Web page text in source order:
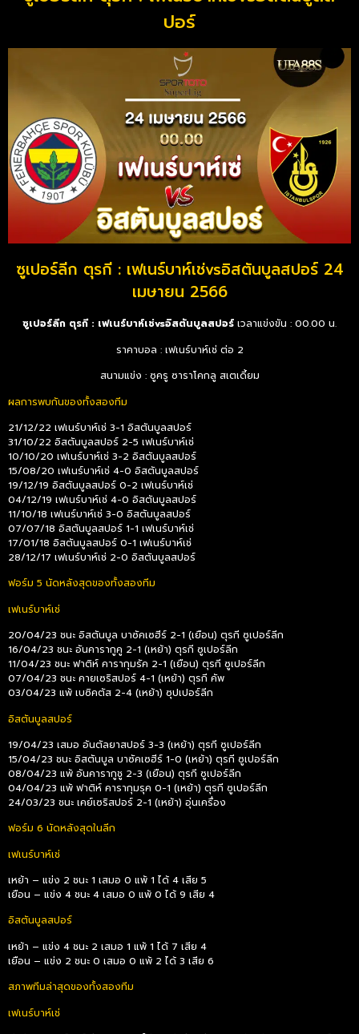
ปอร์
ซูเปอร์ลีก ตุรกี : เฟเนร์บาห์เช่vsอิสตันบูลสปอร์ 24
เมษายน 2566
ซูเปอร์ลีก ตุรกี : เฟเนร์บาห์เช่vsอิสตันบูลสปอร์ เวลาแข่งขัน : 00.00 น.
ราคาบอล : เฟเนร์บาห์เช่ ต่อ 2
สนามแข่ง : ซูครู ซาราโคกลู สเตเดี้ยม
ผลการพบกันของทั้งสองทีม
21/12/22 เฟเนร์บาห์เช่ 3-1 อิสตันบูลสปอร์
31/10/22 อิสตันบูลสปอร์ 2-5 เฟเนร์บาห์เช่
10/10/20 เฟเนร์บาห์เช่ 3-2 อิสตันบูลสปอร์
15/08/20 เฟเนร์บาห์เช่ 4-0 อิสตันบูลสปอร์
19/12/19 อิสตันบูลสปอร์ 0-2 เฟเนร์บาห์เช่
04/12/19 เฟเนร์บาห์เช่ 4-0 อิสตันบูลสปอร์
11/10/18 เฟเนร์บาห์เช่ 3-0 อิสตันบูลสปอร์
07/07/18 อิสตันบูลสปอร์ 1-1 เฟเนร์บาห์เช่
17/01/18 อิสตันบูลสปอร์ 0-1 เฟเนร์บาห์เช่
28/12/17 เฟเนร์บาห์เช่ 2-0 อิสตันบูลสปอร์
ฟอร์ม 5 นัดหลังสุดของทั้งสองทีม
เฟเนร์บาห์เช่
20/04/23 ชนะ อิสตันบูล บาซัคเซฮีร์ 2-1 (เยือน) ตุรกี ซูเปอร์ลีก
16/04/23 ชนะ อันคารากูคู 2-1 (เหย้า) ตุรกี ซูเปอร์ลีก
11/04/23 ชนะ ฟาติห์ คารากุมรัค 2-1 (เยือน) ตุรกี ซูเปอร์ลีก
07/04/23 ชนะ คายเซริสปอร์ 4-1 (เหย้า) ตุรกี คัพ
03/04/23 แพ้ เบซิคตัส 2-4 (เหย้า) ซุปเปอร์ลีก
อิสตันบูลสปอร์
19/04/23 เสมอ อันตัลยาสปอร์ 3-3 (เหย้า) ตุรกี ซูเปอร์ลีก
15/04/23 ชนะ อิสตันบูล บาซัคเซฮีร์ 1-0 (เหย้า) ตุรกี ซูเปอร์ลีก
08/04/23 แพ้ อันคารากูชู 2-3 (เยือน) ตุรกี ซูเปอร์ลีก
04/04/23 แพ้ ฟาติห์ คารากุมรุค 0-1 (เหย้า) ตุรกี ซูเปอร์ลีก
24/03/23 ชนะ เคย์เซริสปอร์ 2-1 (เหย้า) อุ่นเครื่อง
ฟอร์ม 6 นัดหลังสุดในลีก
เฟเนร์บาห์เช่
เหย้า – แข่ง 2 ชนะ 1 เสมอ 0 แพ้ 1 ได้ 4 เสีย 5
เยือน – แข่ง 4 ชนะ 4 เสมอ 0 แพ้ 0 ได้ 9 เสีย 4
อิสตันบูลสปอร์
เหย้า – แข่ง 4 ชนะ 2 เสมอ 1 แพ้ 1 ได้ 7 เสีย 4
เยือน – แข่ง 2 ชนะ 0 เสมอ 0 แพ้ 2 ได้ 3 เสีย 6
สภาพทีมล่าสุดของทั้งสองทีม
เฟเนร์บาห์เช่